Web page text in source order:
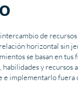
de
horizontal sin
se basan en
y recursos
implementarlo fuera